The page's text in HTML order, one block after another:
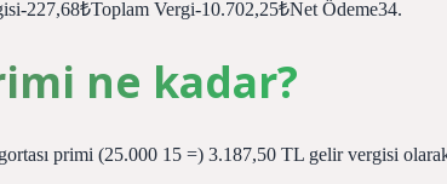
227,68₺Toplam Vergi-10.702,25₺Net Ödeme34.
ne kadar?
primi (25.000 15 =) 3.187,50 TL gelir vergisi